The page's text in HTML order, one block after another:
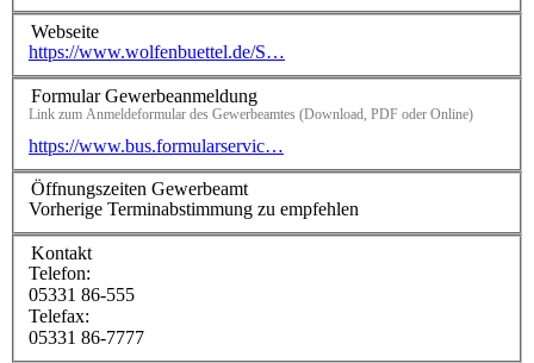
Webseite
https://www.wolfenbuettel.de/S…
Formular Gewerbeanmeldung
Link zum Anmeldeformular des Gewerbeamtes (Download, PDF oder Online)
https://www.bus.formularservic…
Öffnungszeiten Gewerbeamt
Vorherige Terminabstimmung zu empfehlen
Kontakt
Telefon:
05331 86-555
Telefax:
05331 86-7777